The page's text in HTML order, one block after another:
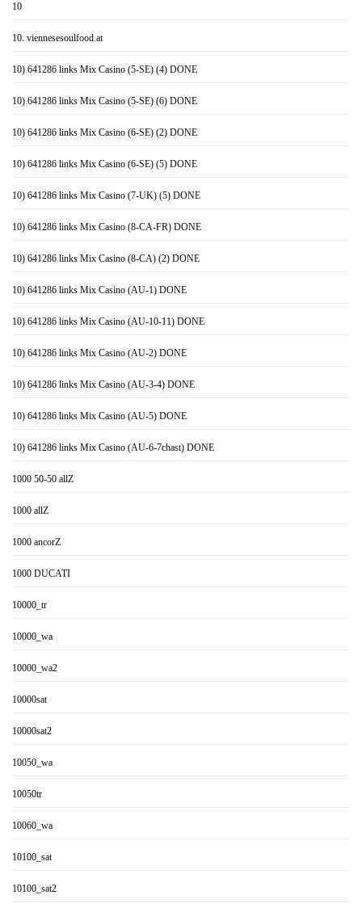
10
10. viennesesoulfood.at
10) 641286 links Mix Casino (5-SE) (4) DONE
10) 641286 links Mix Casino (5-SE) (6) DONE
10) 641286 links Mix Casino (6-SE) (2) DONE
10) 641286 links Mix Casino (6-SE) (5) DONE
10) 641286 links Mix Casino (7-UK) (5) DONE
10) 641286 links Mix Casino (8-CA-FR) DONE
10) 641286 links Mix Casino (8-CA) (2) DONE
10) 641286 links Mix Casino (AU-1) DONE
10) 641286 links Mix Casino (AU-10-11) DONE
10) 641286 links Mix Casino (AU-2) DONE
10) 641286 links Mix Casino (AU-3-4) DONE
10) 641286 links Mix Casino (AU-5) DONE
10) 641286 links Mix Casino (AU-6-7chast) DONE
1000 50-50 allZ
1000 allZ
1000 ancorZ
1000 DUCATI
10000_tr
10000_wa
10000_wa2
10000sat
10000sat2
10050_wa
10050tr
10060_wa
10100_sat
10100_sat2